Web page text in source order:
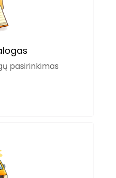
pasirinkimas